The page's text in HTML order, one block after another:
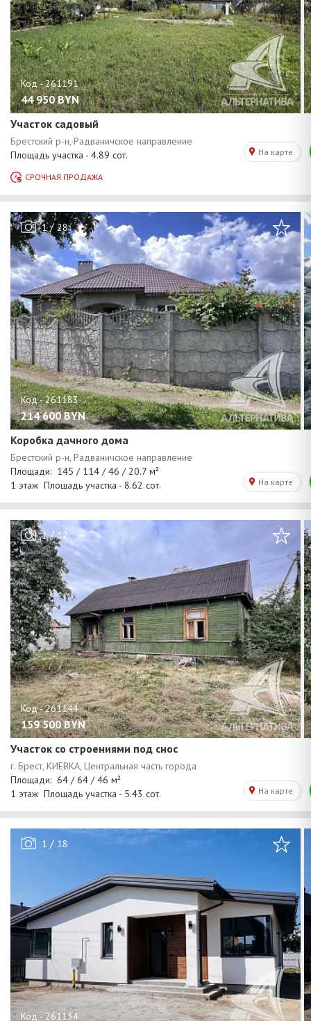
44 950 BYN
Участок садовый
1/28
214 600 BYN
Коробка дачного дома
1/12
159 500 BYN
Участок со строениями под снос
1 / 18